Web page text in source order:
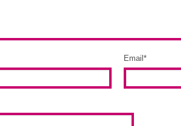
Email *